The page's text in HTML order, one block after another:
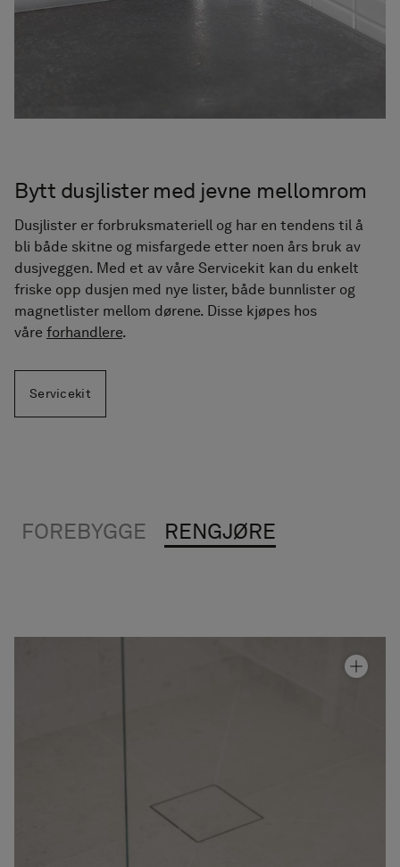
Bytt dusjlister med jevne mellomrom
Dusjlister er forbruksmateriell og har en tendens til å
bli både skitne og misfargede etter noen års bruk av
dusjveggen. Med et av våre Servicekit kan du enkelt
friske opp dusjen med nye lister, både bunnlister og
magnetlister mellom dørene. Disse kjøpes hos
våre forhandlere.
Servicekit
FOREBYGGE RENGJØRE